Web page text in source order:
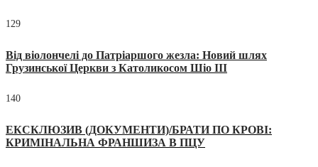
129
Від віолончелі до Патріаршого жезла: Новий шлях
Грузинської Церкви з Католикосом Шіо III
140
ЕКСКЛЮЗИВ (ДОКУМЕНТИ)/БРАТИ ПО КРОВІ:
КРИМІНАЛЬНА ФРАНШИЗА В ПЦУ